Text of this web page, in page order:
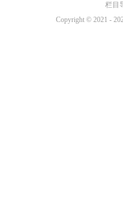
栏目
Copyright © 2021 -